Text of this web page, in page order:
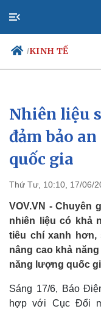
/KINH TẾ
Chính trị
Đảng
Tổ chức nhân sự
Quốc hội
Nhận diện sự thật
Nhiên liệu
đảm bảo
quốc gia
Thứ Tư, 10:10, 17/06/
VOV.VN - Chuyên
nhiên liệu có khả
tiêu chí xanh hơn,
nâng cao khả
năng lượng quốc
Sáng 17/6, Báo
hợp với Cục Đổi